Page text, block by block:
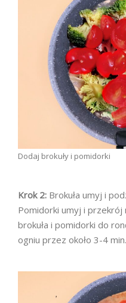
Dodaj brokuły i pomidorki
Krok 2: Brokuła umyj i
Pomidorki umyj i przekrój
brokuła i pomidorki do
ogniu przez około 3-4